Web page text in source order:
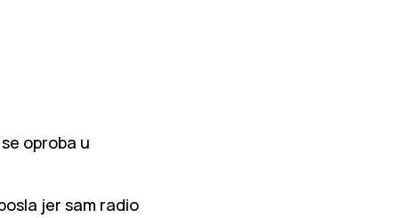
oproba u
jer sam radio